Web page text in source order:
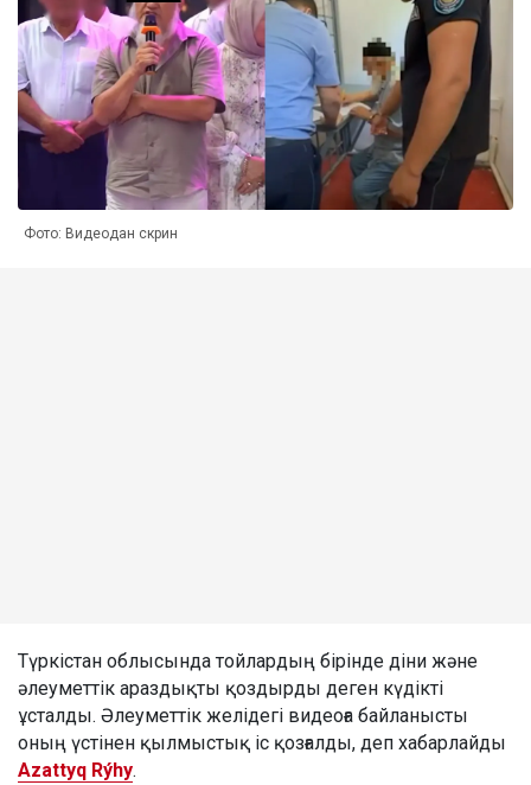
Фото: Видеодан скрин
Түркістан облысында тойлардың бірінде діни және
әлеуметтік араздықты қоздырды деген күдікті
ұсталды. Әлеуметтік желідегі видеоға байланысты
оның үстінен қылмыстық іс қозғалды, деп хабарлайды
Azattyq Rýhy.